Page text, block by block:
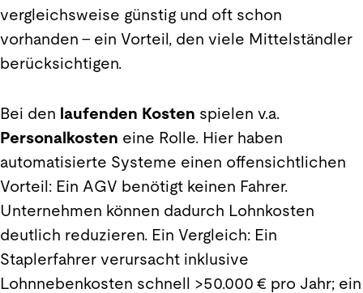
vergleichsweise günstig und oft schon
vorhanden – ein Vorteil, den viele Mittelständler
berücksichtigen.
Bei den laufenden Kosten spielen v.a.
Personalkosten eine Rolle. Hier haben
automatisierte Systeme einen offensichtlichen
Vorteil: Ein AGV benötigt keinen Fahrer.
Unternehmen können dadurch Lohnkosten
deutlich reduzieren. Ein Vergleich: Ein
Staplerfahrer verursacht inklusive
Lohnnebenkosten schnell >50.000 € pro Jahr; ein